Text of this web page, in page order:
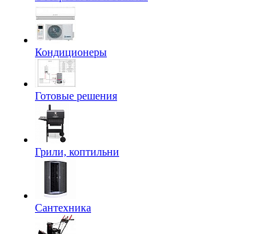
Кондиционеры
Готовые решения
Грили, коптильни
Сантехника